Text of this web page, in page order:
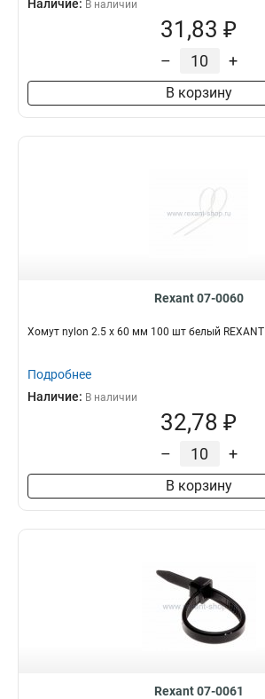
Наличие: В наличии
31,83 ₽
– +
В корзину
Rexant 07-0060
Хомут nylon 2.5 х 60 мм 100 шт белый REXANT
Подробнее
Наличие: В наличии
32,78 ₽
– +
В корзину
Rexant 07-0061